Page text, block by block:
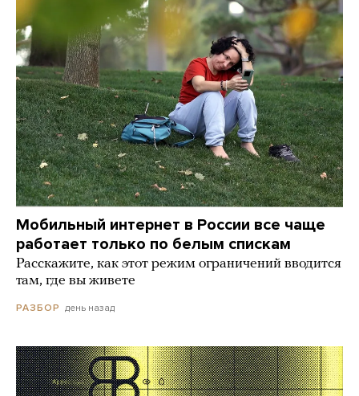
Мобильный интернет в России все чаще
работает только по белым спискам
Расскажите, как этот режим ограничений вводится
там, где вы живете
РАЗБОР день назад